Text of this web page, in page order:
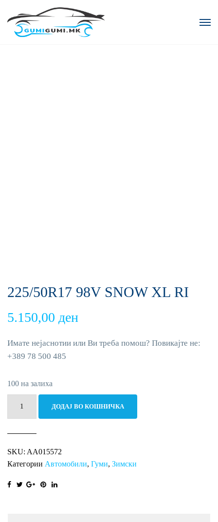
225/50R17 98V SNOW XL RI
5.150,00 ден
Имате нејаснотии или Ви треба помош? Повикајте не:
+389 78 500 485
100 на залиха
RI
количина
ДОДАЈ ВО КОШНИЧКА
SKU: AA015572
Категории Автомобили, Гуми, Зимски